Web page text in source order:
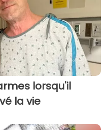
lorsqu'il
la vie